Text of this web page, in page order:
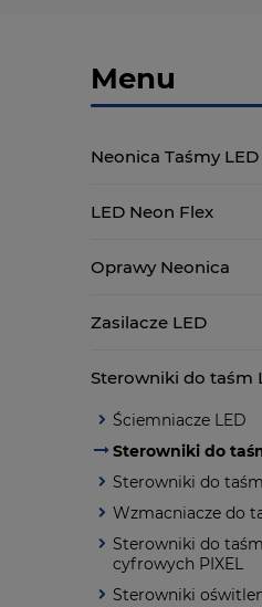
Menu
Neonica Taśmy LED
LED Neon Flex
Oprawy Neonica
Zasilacze LED
Sterowniki do taśm
Ściemniacze LED
Sterowniki do
Sterowniki do
Wzmacniacze do
Sterowniki do taśm
cyfrowych PIXEL
Sterowniki